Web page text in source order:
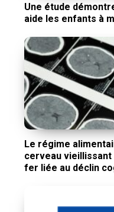
Une étude
aide les enfants à
Le régime
cerveau vieillissant
fer liée au déclin